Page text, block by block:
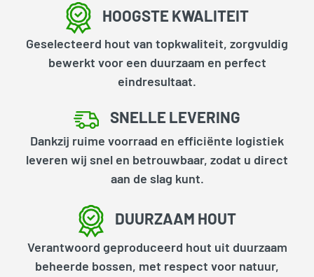
HOOGSTE KWALITEIT
Geselecteerd hout van topkwaliteit, zorgvuldig
bewerkt voor een duurzaam en perfect
eindresultaat.
SNELLE LEVERING
Dankzij ruime voorraad en efficiënte logistiek
leveren wij snel en betrouwbaar, zodat u direct
aan de slag kunt.
DUURZAAM HOUT
Verantwoord geproduceerd hout uit duurzaam
beheerde bossen, met respect voor natuur,